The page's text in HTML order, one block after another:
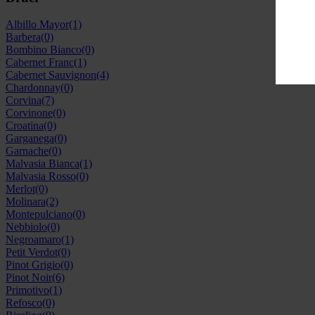
Albillo Mayor(1)
Barbera(0)
Bombino Bianco(0)
Cabernet Franc(1)
Cabernet Sauvignon(4)
Chardonnay(0)
Corvina(7)
Corvinone(0)
Croatina(0)
Garganega(0)
Garnache(0)
Malvasia Bianca(1)
Malvasia Rosso(0)
Merlot(0)
Molinara(2)
Montepulciano(0)
Nebbiolo(0)
Negroamaro(1)
Petit Verdot(0)
Pinot Grigio(0)
Pinot Noir(6)
Primotivo(1)
Refosco(0)